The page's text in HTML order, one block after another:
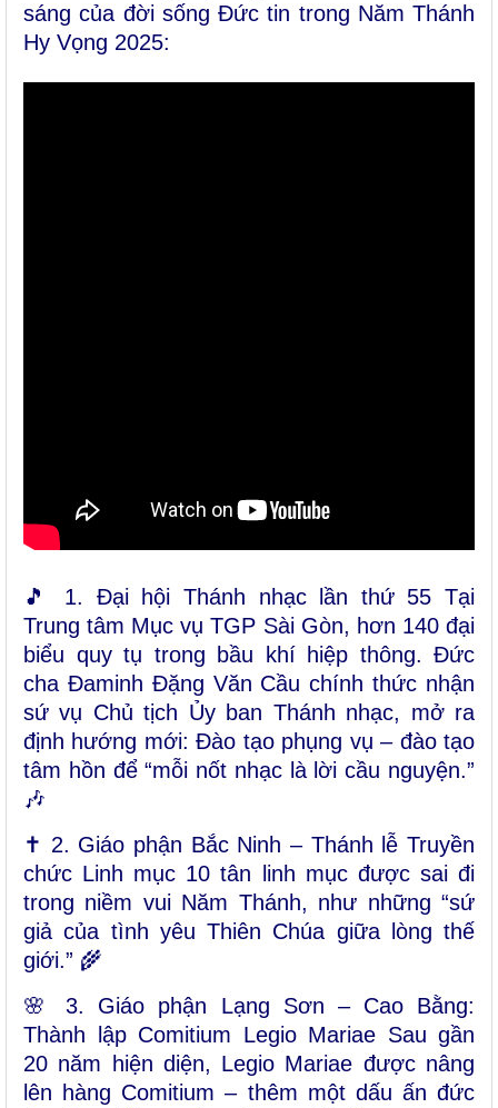
sáng của đời sống Đức tin trong Năm Thánh
Hy Vọng 2025:
🎵 1. Đại hội Thánh nhạc lần thứ 55 Tại
Trung tâm Mục vụ TGP Sài Gòn, hơn 140 đại
biểu quy tụ trong bầu khí hiệp thông. Đức
cha Đaminh Đặng Văn Cầu chính thức nhận
sứ vụ Chủ tịch Ủy ban Thánh nhạc, mở ra
định hướng mới: Đào tạo phụng vụ – đào tạo
tâm hồn để “mỗi nốt nhạc là lời cầu nguyện.”
🎶
✝️ 2. Giáo phận Bắc Ninh – Thánh lễ Truyền
chức Linh mục 10 tân linh mục được sai đi
trong niềm vui Năm Thánh, như những “sứ
giả của tình yêu Thiên Chúa giữa lòng thế
giới.” 🌾
🌸 3. Giáo phận Lạng Sơn – Cao Bằng:
Thành lập Comitium Legio Mariae Sau gần
20 năm hiện diện, Legio Mariae được nâng
lên hàng Comitium – thêm một dấu ấn đức